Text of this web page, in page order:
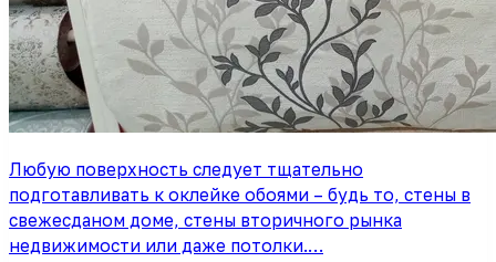
Любую поверхность следует тщательно
подготавливать к оклейке обоями – будь то, стены в
свежесданом доме, стены вторичного рынка
недвижимости или даже потолки.…